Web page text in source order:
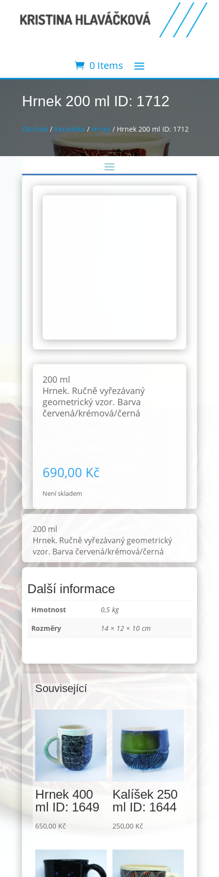
0 Items
Hrnek 200 ml ID: 1712
Obchod / Keramika / Hrnky/ Hrnek 200 ml ID: 1712
200 ml
Hrnek. Ručně vyřezávaný
geometrický vzor. Barva
červená/krémová/černá
690,00 Kč
Není skladem
200 ml
Hrnek. Ručně vyřezávaný geometrický
vzor. Barva červená/krémová/černá
Další informace
Hmotnost
0,5 kg
Rozměry
14 × 12 × 10 cm
Související
Hrnek 400
ml ID: 1649
650,00 Kč
Kalíšek 250
ml ID: 1644
250,00 Kč